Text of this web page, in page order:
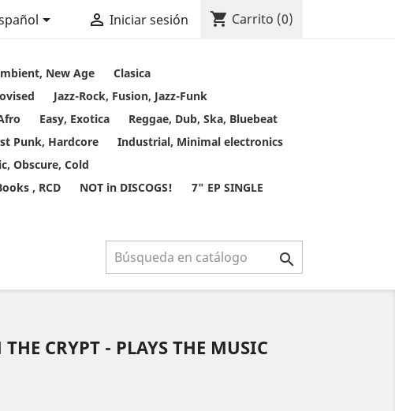
  Iniciar sesión shopping_cart Carrito (0)
New Age
Clasica
Jazz-Rock, Fusion, Jazz-Funk
Easy, Exotica
Reggae, Dub, Ska, Bluebeat
Punk, Hardcore
Industrial, Minimal electronics
Obscure, Cold
, RCD NOT in DISCOGS!
7" EP SINGLE

CRYPT - PLAYS THE MUSIC